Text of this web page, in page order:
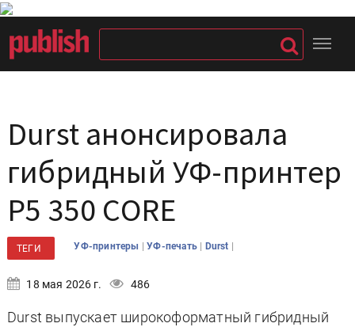
Durst анонсировала
гибридный УФ-принтер
P5 350 CORE
ТЕГИ УФ-принтеры |УФ-печать | Durst |
18 мая 2026 г. 486
Durst выпускает широкоформатный гибридный